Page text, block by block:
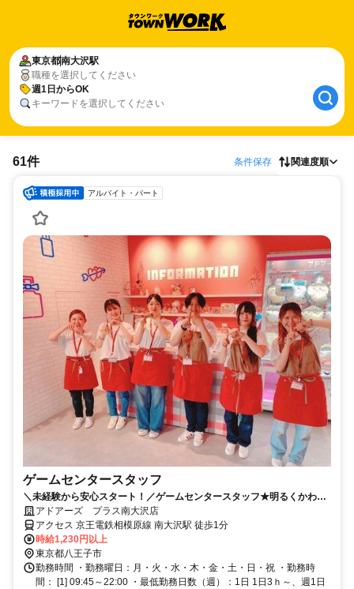
東京都南大沢駅
職種を選択してください
週1日からOK
キーワードを選択してください
61件 条件保存 関連度順
アルバイト・パート
ゲームセンタースタッフ
＼未経験から安心スタート！／ゲームセンタースタッフ★明るくかわい
い空間で楽しく働こう♪
アドアーズ プラス南大沢店
アクセス 京王電鉄相模原線 南大沢駅 徒歩1分
時給1,230円以上
東京都八王子市
勤務時間 ・勤務曜日：月・火・水・木・金・土・日・祝 ・勤務時
間： [1] 09:45～22:00 ・最低勤務日数（週）：1日 1日3ｈ～、週1日